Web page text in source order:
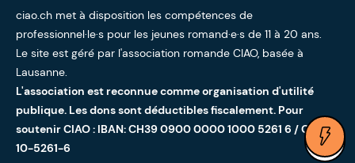
ciao.ch met à disposition les compétences de
professionnel·le·s pour les jeunes romand·e·s de 11 à 20 ans.
Le site est géré par l'association romande CIAO, basée à
Lausanne.
L'association est reconnue comme organisation d'utilité
publique. Les dons sont déductibles fiscalement. Pour
soutenir CIAO : IBAN: CH39 0900 0000 1000 5261 6 / CCP:
10-5261-6